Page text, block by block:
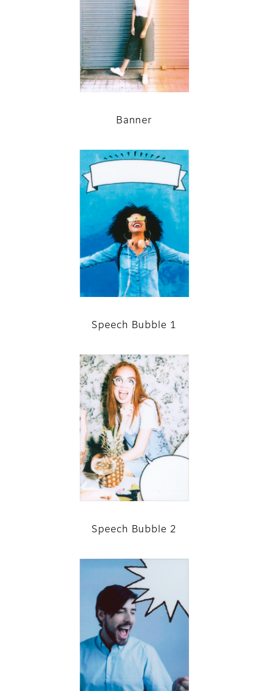
Banner
Speech Bubble 1
Speech Bubble 2